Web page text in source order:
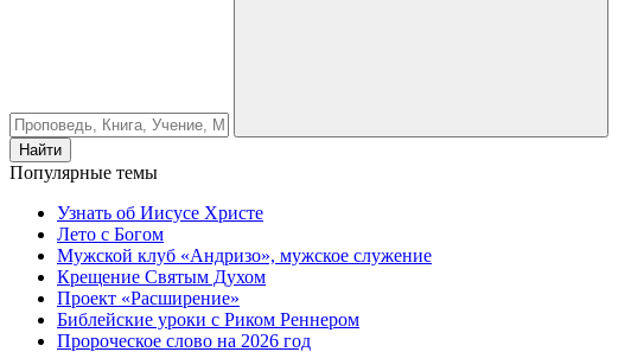
Найти
Популярные темы
Узнать об Иисусе Христе
Лето с Богом
Мужской клуб «Андризо», мужское служение
Крещение Святым Духом
Проект «Расширение»
Библейские уроки с Риком Реннером
Пророческое слово на 2026 год